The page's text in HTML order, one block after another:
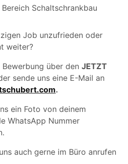
Schaltschrankbau
Job unzufrieden oder
weiter?
über den JETZT
sende uns eine E-Mail an
.
ein Foto von deinem
WhatsApp Nummer
auch gerne im Büro anrufen